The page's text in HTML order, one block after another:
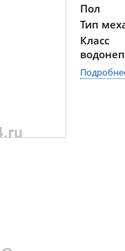
Пол
Тип
Класс